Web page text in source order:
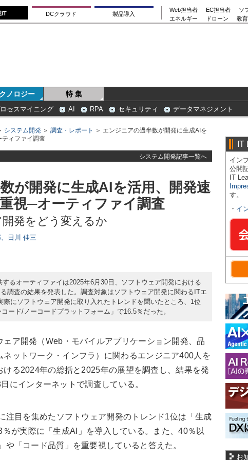
IT DCクラウド 製品導入
Web担当者 EC担当者
ソ
エネルギー
ドローン 教
ノロジー 特 集
セスマイニング AI RPA セキュリティ データマネジメント
システム開発 ＞ 調査・レポート
＞ エンジニアの過半数が開発に生成AIを
ィファイ調査
システム開発記事一覧へ
が開発に生成AIを活用、開発速
視─オーティファイ調査
発をどう変えるか
日川 佳三
るオーティファイは2025年6月30日、ソフトウェア開発における
調査の結果を発表した。調査対象はソフトウェア開発に関わるITエ
際にソフトウェア開発に取り入れたトレンドを聞いたところ、1位
ード/ノーコードプラットフォーム」で16.5％だった。
ア開発（Web・モバイルアプリケーション開発、品
ットワーク・インフラ）に関わるエンジニア400人を
る2024年の総括と2025年の展望を調査し、結果を発
にインターネットで調査している。
目を集めたソフトウェア開発のトレンド1位は「生成
が実際に「生成AI」を導入している。また、40％以
や「コード品質」を重要視していると答えた。
IT
イン
公開
IT
す。
・ イ
お